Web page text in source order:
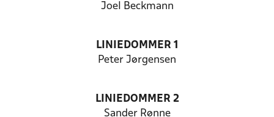
Joel Beckmann
LINIEDOMMER 1
Peter Jørgensen
LINIEDOMMER 2
Sander Rønne